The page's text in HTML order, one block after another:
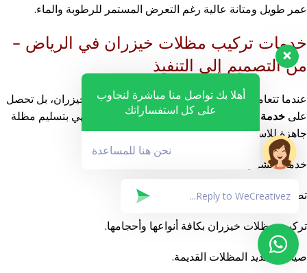
عمر طويل ومتانة عالية رغم التعرض المستمر للرطوبة والماء.
خدمات تركيب مظلات خيزران في الرياض –
من التصميم إلى التنفيذ
عندما تتعامل معنا، فإنك لا تحصل فقط على مظلة خيزران، بل تحصل
على خدمة متكاملة
تبدأ من الاستشارة المجانية وتنتهي بتسليم مظلة
جاهزة للاستخدام تضيف قيمة وجمالًا لمكانك.
خدماتنا تشمل:
تصميم مظلات خيزران حسب الطلب.
تركيب مظلات خيزران بكافة أنواعها وأحجامها.
صيانة وتجديد المظلات القديمة.
أهلا بك تواصل منا مباشرة لنجاوب
على كل استفساراتك
نحن هنا للمساعدة